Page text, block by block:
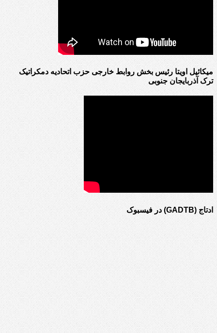
میکائیل اویتا رئیس بخش روابط خارجی حزب اتحادیه دمکراتیک
ترک آذربایجان جنوبی
ادتاج (GADTB) در فیسبوک